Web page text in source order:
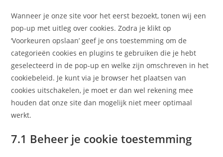
Wanneer je onze site voor het eerst bezoekt, tonen wij een
pop-up met uitleg over cookies. Zodra je klikt op
‘Voorkeuren opslaan’ geef je ons toestemming om de
categorieën cookies en plugins te gebruiken die je hebt
geselecteerd in de pop-up en welke zijn omschreven in het
cookiebeleid. Je kunt via je browser het plaatsen van
cookies uitschakelen, je moet er dan wel rekening mee
houden dat onze site dan mogelijk niet meer optimaal
werkt.
7.1 Beheer je cookie toestemming